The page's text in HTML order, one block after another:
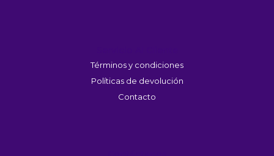
Términos y condiciones
Políticas de devolución
Contacto